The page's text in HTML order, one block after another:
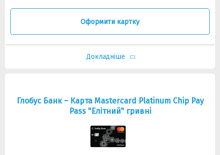
Оформити картку
Докладніше
Глобус Банк – Карта Mastercard Platinum Chip Pay
Pass "Елітний" гривні